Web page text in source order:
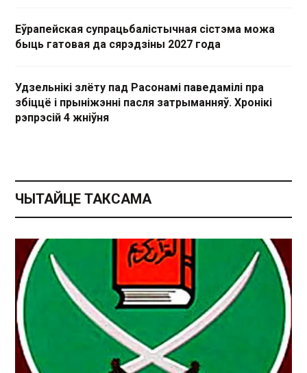
Еўрапейская супрацьбалістычная сістэма можа
быць гатовая да сярэдзіны 2027 года
Удзельнікі злёту пад Расонамі паведамілі пра
збіццё і прыніжэнні пасля затрыманняў. Хронікі
рэпрэсій 4 жніўня
ЧЫТАЙЦЕ ТАКСАМА